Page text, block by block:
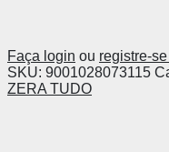
Faça login ou registre-
SKU: 9001028073115
ZERA TUDO